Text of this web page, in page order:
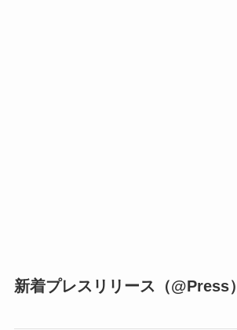
新着プレスリリース（@Press）